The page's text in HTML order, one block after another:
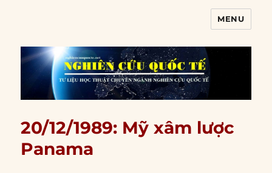
MENU
20/12/1989: Mỹ xâm lược
Panama